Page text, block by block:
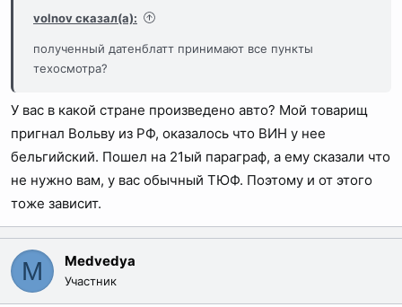
volnov сказал(а):
полученный датенблатт принимают все пункты
техосмотра?
У вас в какой стране произведено авто? Мой товарищ
пригнал Вольву из РФ, оказалось что ВИН у нее
бельгийский. Пошел на 21ый параграф, а ему сказали что
не нужно вам, у вас обычный ТЮФ. Поэтому и от этого
тоже зависит.
M Medvedya
Участник